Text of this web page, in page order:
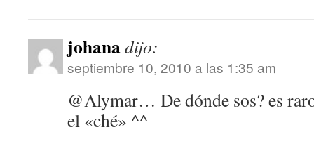
johanadijo:
septiembre 10, 2010 a las 1:35 am
@Alymar… De dónde sos? es
el «ché» ^^